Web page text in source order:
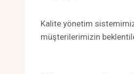
Kalite yönetim
müşterilerimizin